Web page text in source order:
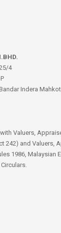
4
Indera
Valuers,
242) and Valuers,
1986, Malaysian